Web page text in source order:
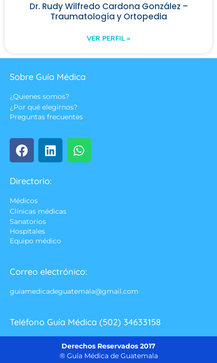
Dr. Rudy Wilfredo Cardona González –
Traumatología y Ortopedia
VER PERFIL »
Sobre Guía Médica
¿Quienes somos?
¿Por qué elegirnos?
Preguntas frecuentes
Directorio:
Médicos
Clínicas médicas
Sanatorios
Hospitales
Equipo médico
Correo electrónico:
guiamedicadeguatemala@gmail.com
Teléfono Guía Médica (502) 34633158
Derechos Reservados 2017
® Guía Médica de Guatemala